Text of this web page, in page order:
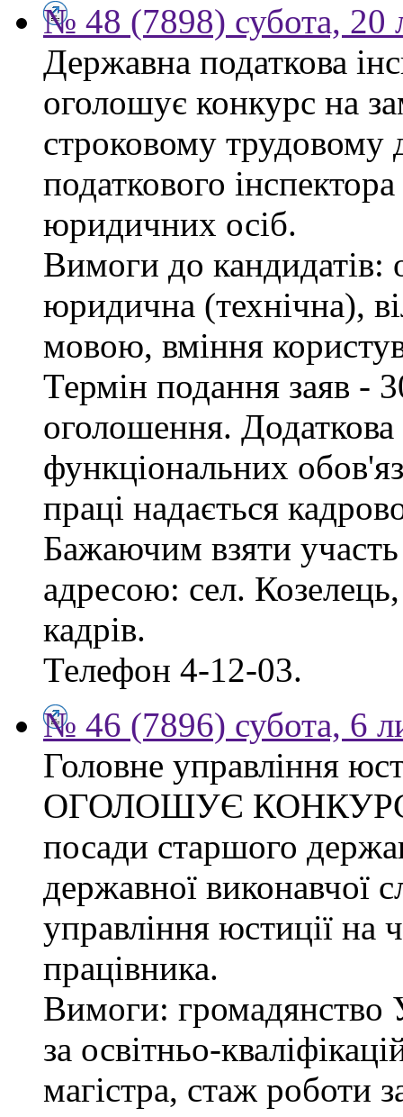
№ 48 (7898) субота, 20
Державна податкова
оголошує конкурс на
строковому трудовому
податкового
юридичних осіб.
Вимоги до кандидатів:
юридична (технічна),
мовою, вміння
Термін подання заяв -
оголошення.
функціональних
праці надається
Бажаючим взяти участь
адресою: сел.
кадрів.
Телефон 4-12-03.
№ 46 (7896) субота, 6
Головне управління
ОГОЛОШУЄ КОНКУРС
посади старшого
державної виконавчої
управління юстиції на
працівника.
Вимоги: громадянство
за освітньо-
магістра, стаж роботи